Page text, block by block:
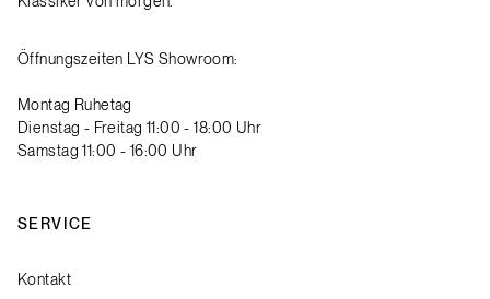
Öffnungszeiten LYS Showroom:
Montag Ruhetag
Dienstag - Freitag 11:00 - 18:00 Uhr
Samstag 11:00 - 16:00 Uhr
SERVICE
Kontakt